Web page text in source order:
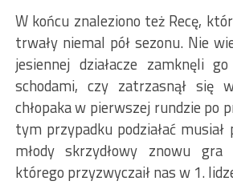
W końcu znaleziono też Recę,
trwały niemal pół sezonu. Nie
jesiennej działacze zamknęli
schodami, czy zatrzasnął się
chłopaka w pierwszej rundzie po
tym przypadku podziałać musiał
młody skrzydłowy znowu
którego przyzwyczaił nas w 1.